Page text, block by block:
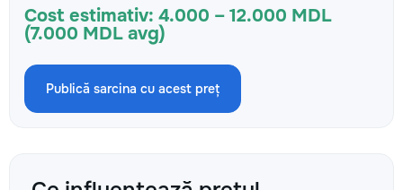
Cost estimativ: 4.000 – 12.000 MDL
(7.000 MDL avg)
Publică sarcina cu acest preț